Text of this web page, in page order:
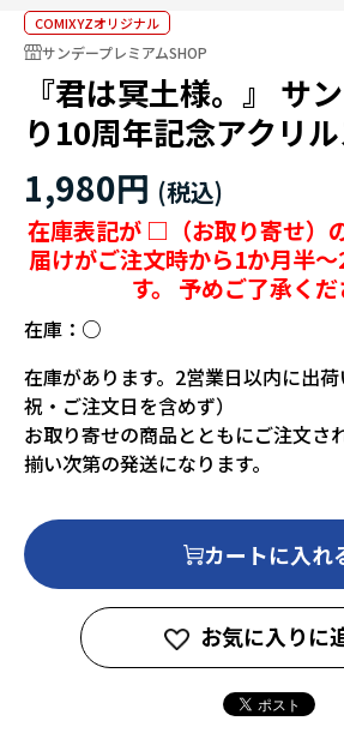
COMIXYZオリジナル
サンデープレミアムSHOP
『君は冥土様。』 サ
り10周年記念アクリ
1,980円
在庫表記が □（お取り寄せ）
届けがご注文時から1か月半
す。 予めご了承くだ
在庫： ○
在庫があります。2営業日以内に出
祝・ご注文日を含めず）
お取り寄せの商品とともにご注文さ
揃い次第の発送になります。
カートに入れ
お気に入りに